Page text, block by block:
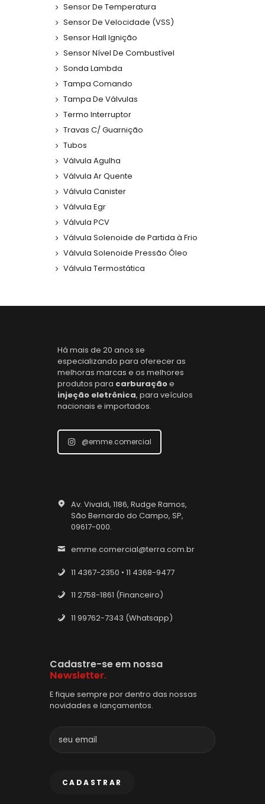
Sensor De Temperatura
Sensor De Velocidade (VSS)
Sensor Hall Ignição
Sensor Nível De Combustível
Sonda Lambda
Tampa Comando
Tampa De Válvulas
Termo Interruptor
Travas C/ Guarnição
Tubos
Válvula Agulha
Válvula Ar Quente
Válvula Canister
Válvula Egr
Válvula PCV
Válvula Solenoide de Partida à Frio
Válvula Solenoide Pressão Óleo
Válvula Termostática
Há mais de 20 anos se
especializando para oferecer as
melhoras marcas e os melhores
produtos para carburaçãoe
injeção eletrônica, para veículos
nacionais e importados.
@emme.comercial
Av. Vivaldi, 1186, Rudge Ramos,
São Bernardo do Campo, SP,
09617-000.
emme.comercial@terra.com.br
11 4367-2350 • 11 4368-9477
11 2758-1861 (Financeiro)
11 99762-7343 (Whatsapp)
Cadastre-se em nossa
Newsletter.
E fique sempre por dentro das nossas
novidades e lançamentos.